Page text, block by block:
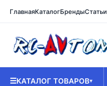
ГлавнаяКаталогБрендыСтатьи
☰КАТАЛОГ ТОВАРОВ▾